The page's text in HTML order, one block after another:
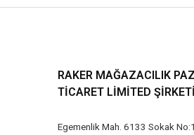
RAKER MAĞAZACILIK
TICARET LIMITED ŞIRKETI
Egemenlik Mah. 6133 Sokak